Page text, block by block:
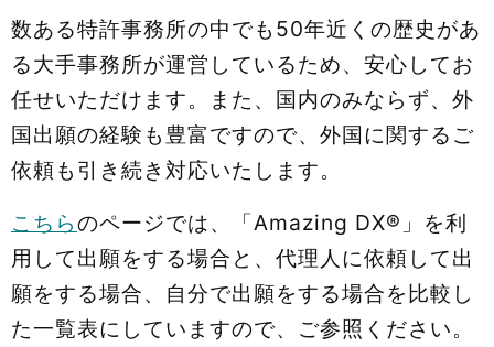
数ある特許事務所の中でも50年近くの歴史があ
る大手事務所が運営しているため、安心してお
任せいただけます。また、国内のみならず、外
国出願の経験も豊富ですので、外国に関するご
依頼も引き続き対応いたします。
こちらのページでは、「Amazing DX®」を利
用して出願をする場合と、代理人に依頼して出
願をする場合、自分で出願をする場合を比較し
た一覧表にしていますので、ご参照ください。